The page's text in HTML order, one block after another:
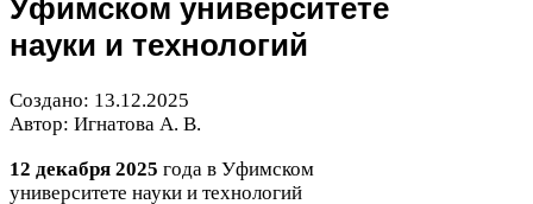
Уфимском университете
науки и технологий
Создано: 13.12.2025
Автор: Игнатова А. В.
12 декабря 2025 года в Уфимском
университете науки и технологий